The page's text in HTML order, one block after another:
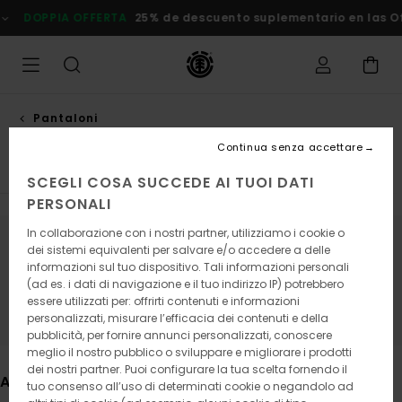
alla
selezione
griglie
25% de descuento suplementario en las Ofertas Risparmia
Pantaloni
Continua a seguirci, i prodotti che
cerchi presto saranno di nuovo
disponibili
Altri articoli che potrebbero piacerti
SCEGLI COSA SUCCEDE AI TUOI DATI
PERSONALI
In collaborazione con i nostri partner, utilizziamo i cookie o
dei sistemi equivalenti per salvare e/o accedere a delle
informazioni sul tuo dispositivo. Tali informazioni personali
(ad es. i dati di navigazione e il tuo indirizzo IP) potrebbero
essere utilizzati per: offrirti contenuti e informazioni
personalizzati, misurare l’efficacia dei contenuti e della
pubblicità, per fornire annunci personalizzati, conoscere
meglio il nostro pubblico o sviluppare e migliorare i prodotti
dei nostri partner. Puoi configurare la tua scelta fornendo il
tuo consenso all’uso di determinati cookie o negandolo ad
Continua senza accettare